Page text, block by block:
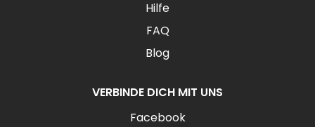
Hilfe
FAQ
Blog
VERBINDE DICH MIT UNS
Facebook